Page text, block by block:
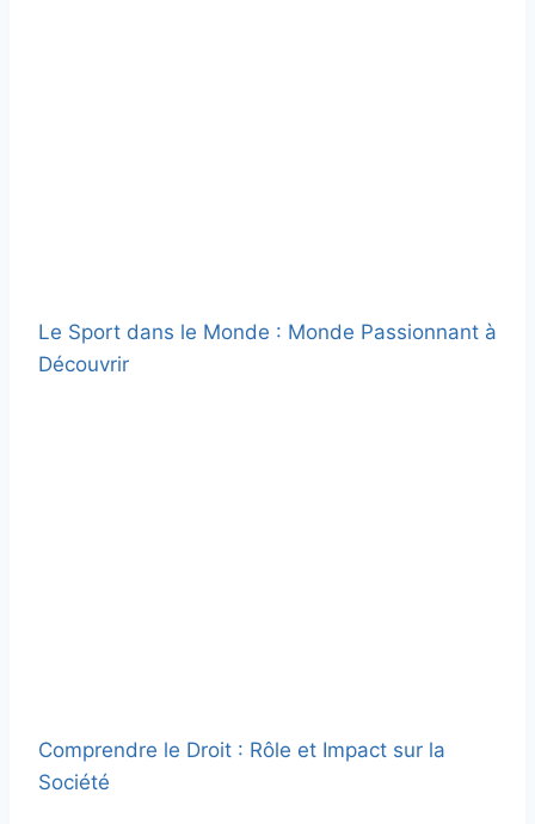
Le Sport dans le Monde : Monde Passionnant à
Découvrir
Comprendre le Droit : Rôle et Impact sur la
Société